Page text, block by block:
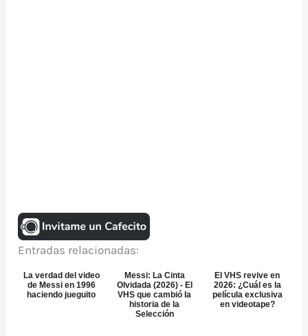
Entradas relacionadas:
La verdad del video
de Messi en 1996
haciendo jueguito
Messi: La Cinta
Olvidada (2026) - El
VHS que cambió la
historia de la
Selección
El VHS revive en
2026: ¿Cuál es la
película exclusiva
en videotape?